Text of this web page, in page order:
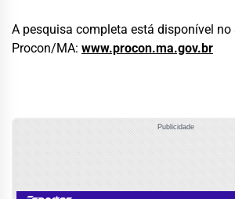
A pesquisa completa está disponível no
Procon/MA: www.procon.ma.gov.br
Publicidade